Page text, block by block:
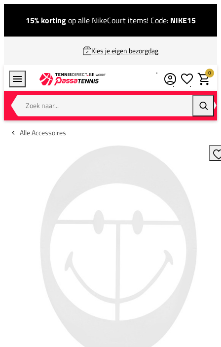
15% kortingop alle NikeCourt items! Code: NIKE15
Kies je eigen bezorgdag
Zoek naar...
0
Alle Accessoires